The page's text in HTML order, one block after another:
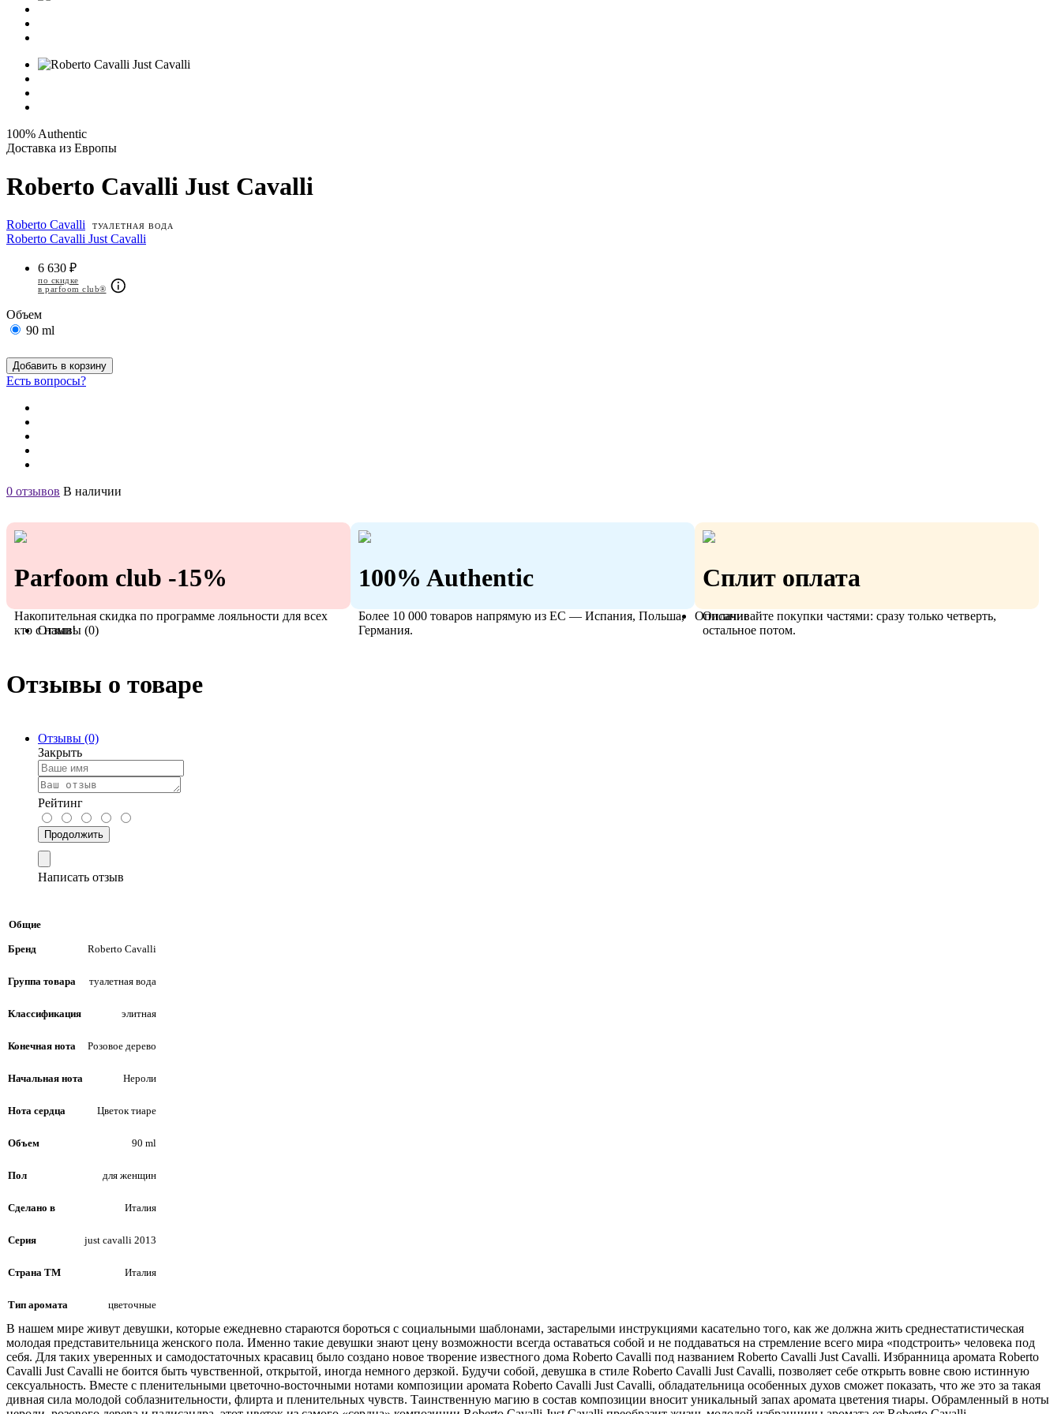
100% Authentic
Доставка из Европы
Roberto Cavalli Just Cavalli
Roberto Cavalli ТУАЛЕТНАЯ ВОДА
Roberto Cavalli Just Cavalli
6 630 ₽
по скидке
в parfoom club®
Объем
90 ml
Добавить в корзину
Есть вопросы?
0 отзывов В наличии
Parfoom club -15%
Накопительная скидка по программе лояльности для всех
кто с нами!
100% Authentic
Более 10 000 товаров напрямую из ЕС — Испания, Польша,
Германия.
Сплит оплата
Оплачивайте покупки частями: сразу только четверть,
остальное потом.
Описание
Отзывы (0)
Отзывы о товаре
Отзывы (0)
Закрыть
Рейтинг
Продолжить
Написать отзыв
Общие
Бренд Roberto Cavalli
Группа товара туалетная вода
Классификация элитная
Конечная нота Розовое дерево
Начальная нота Нероли
Нота сердца Цветок тиаре
Объем 90 ml
Пол для женщин
Сделано в Италия
Серия just cavalli 2013
Страна ТМ Италия
Тип аромата цветочные
В нашем мире живут девушки, которые ежедневно стараются бороться с социальными шаблонами, застарелыми инструкциями касательно того, как же должна жить среднестатистическая
молодая представительница женского пола. Именно такие девушки знают цену возможности всегда оставаться собой и не поддаваться на стремление всего мира «подстроить» человека под
себя. Для таких уверенных и самодостаточных красавиц было создано новое творение известного дома Roberto Cavalli под названием Roberto Cavalli Just Cavalli. Избранница аромата Roberto
Cavalli Just Cavalli не боится быть чувственной, открытой, иногда немного дерзкой. Будучи собой, девушка в стиле Roberto Cavalli Just Cavalli, позволяет себе открыть вовне свою истинную
сексуальность. Вместе с пленительными цветочно-восточными нотами композиции аромата Roberto Cavalli Just Cavalli, обладательница особенных духов сможет показать, что же это за такая
дивная сила молодой соблазнительности, флирта и пленительных чувств. Таинственную магию в состав композиции вносит уникальный запах аромата цветения тиары. Обрамленный в ноты